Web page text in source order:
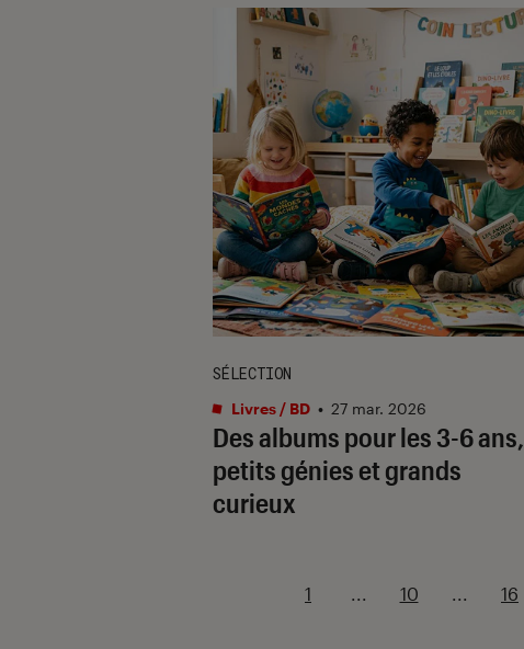
Des albums pour les 3-6 ans,
petits génies et grands
curieux
SÉLECTION
Livres / BD • 27 mar. 2026
1 ... 10 ... 16